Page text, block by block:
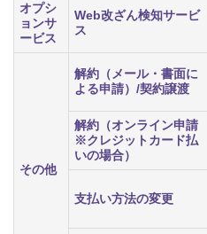
オプシ
ョンサ
ービス
Web改ざん検知サービ
ス
その他
解約（メール・書面に
よる申請）/契約譲渡
解約（オンライン申請
※クレジットカード払
いの場合）
支払い方法の変更